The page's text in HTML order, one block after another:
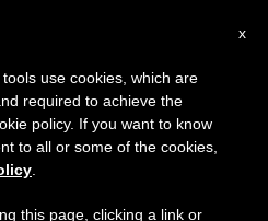
x
use cookies, which are
required to achieve the
policy. If you want to know
to all or some of the cookies,
this page, clicking a link or